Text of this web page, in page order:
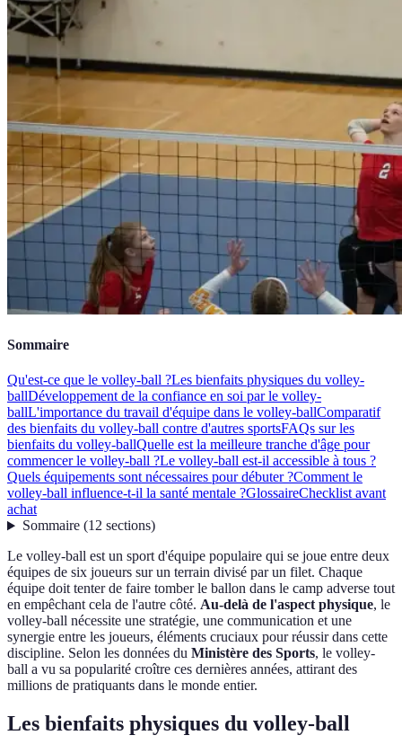
Sommaire
Qu'est-ce que le volley-ball ?Les bienfaits physiques du volley-
ballDéveloppement de la confiance en soi par le volley-
ballL'importance du travail d'équipe dans le volley-ballComparatif
des bienfaits du volley-ball contre d'autres sportsFAQs sur les
bienfaits du volley-ballQuelle est la meilleure tranche d'âge pour
commencer le volley-ball ?Le volley-ball est-il accessible à tous ?
Quels équipements sont nécessaires pour débuter ?Comment le
volley-ball influence-t-il la santé mentale ?GlossaireChecklist avant
achat
Sommaire(12 sections)
Le volley-ball est un sport d'équipe populaire qui se joue entre deux
équipes de six joueurs sur un terrain divisé par un filet. Chaque
équipe doit tenter de faire tomber le ballon dans le camp adverse tout
en empêchant cela de l'autre côté. Au-delà de l'aspect physique, le
volley-ball nécessite une stratégie, une communication et une
synergie entre les joueurs, éléments cruciaux pour réussir dans cette
discipline. Selon les données du Ministère des Sports, le volley-
ball a vu sa popularité croître ces dernières années, attirant des
millions de pratiquants dans le monde entier.
Les bienfaits physiques du volley-ball